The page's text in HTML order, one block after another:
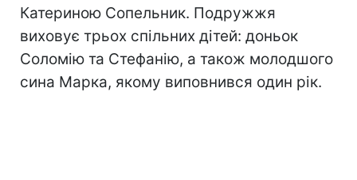
Катериною Сопельник. Подружжя
виховує трьох спільних дітей: доньок
Соломію та Стефанію, а також молодшого
сина Марка, якому виповнився один рік.